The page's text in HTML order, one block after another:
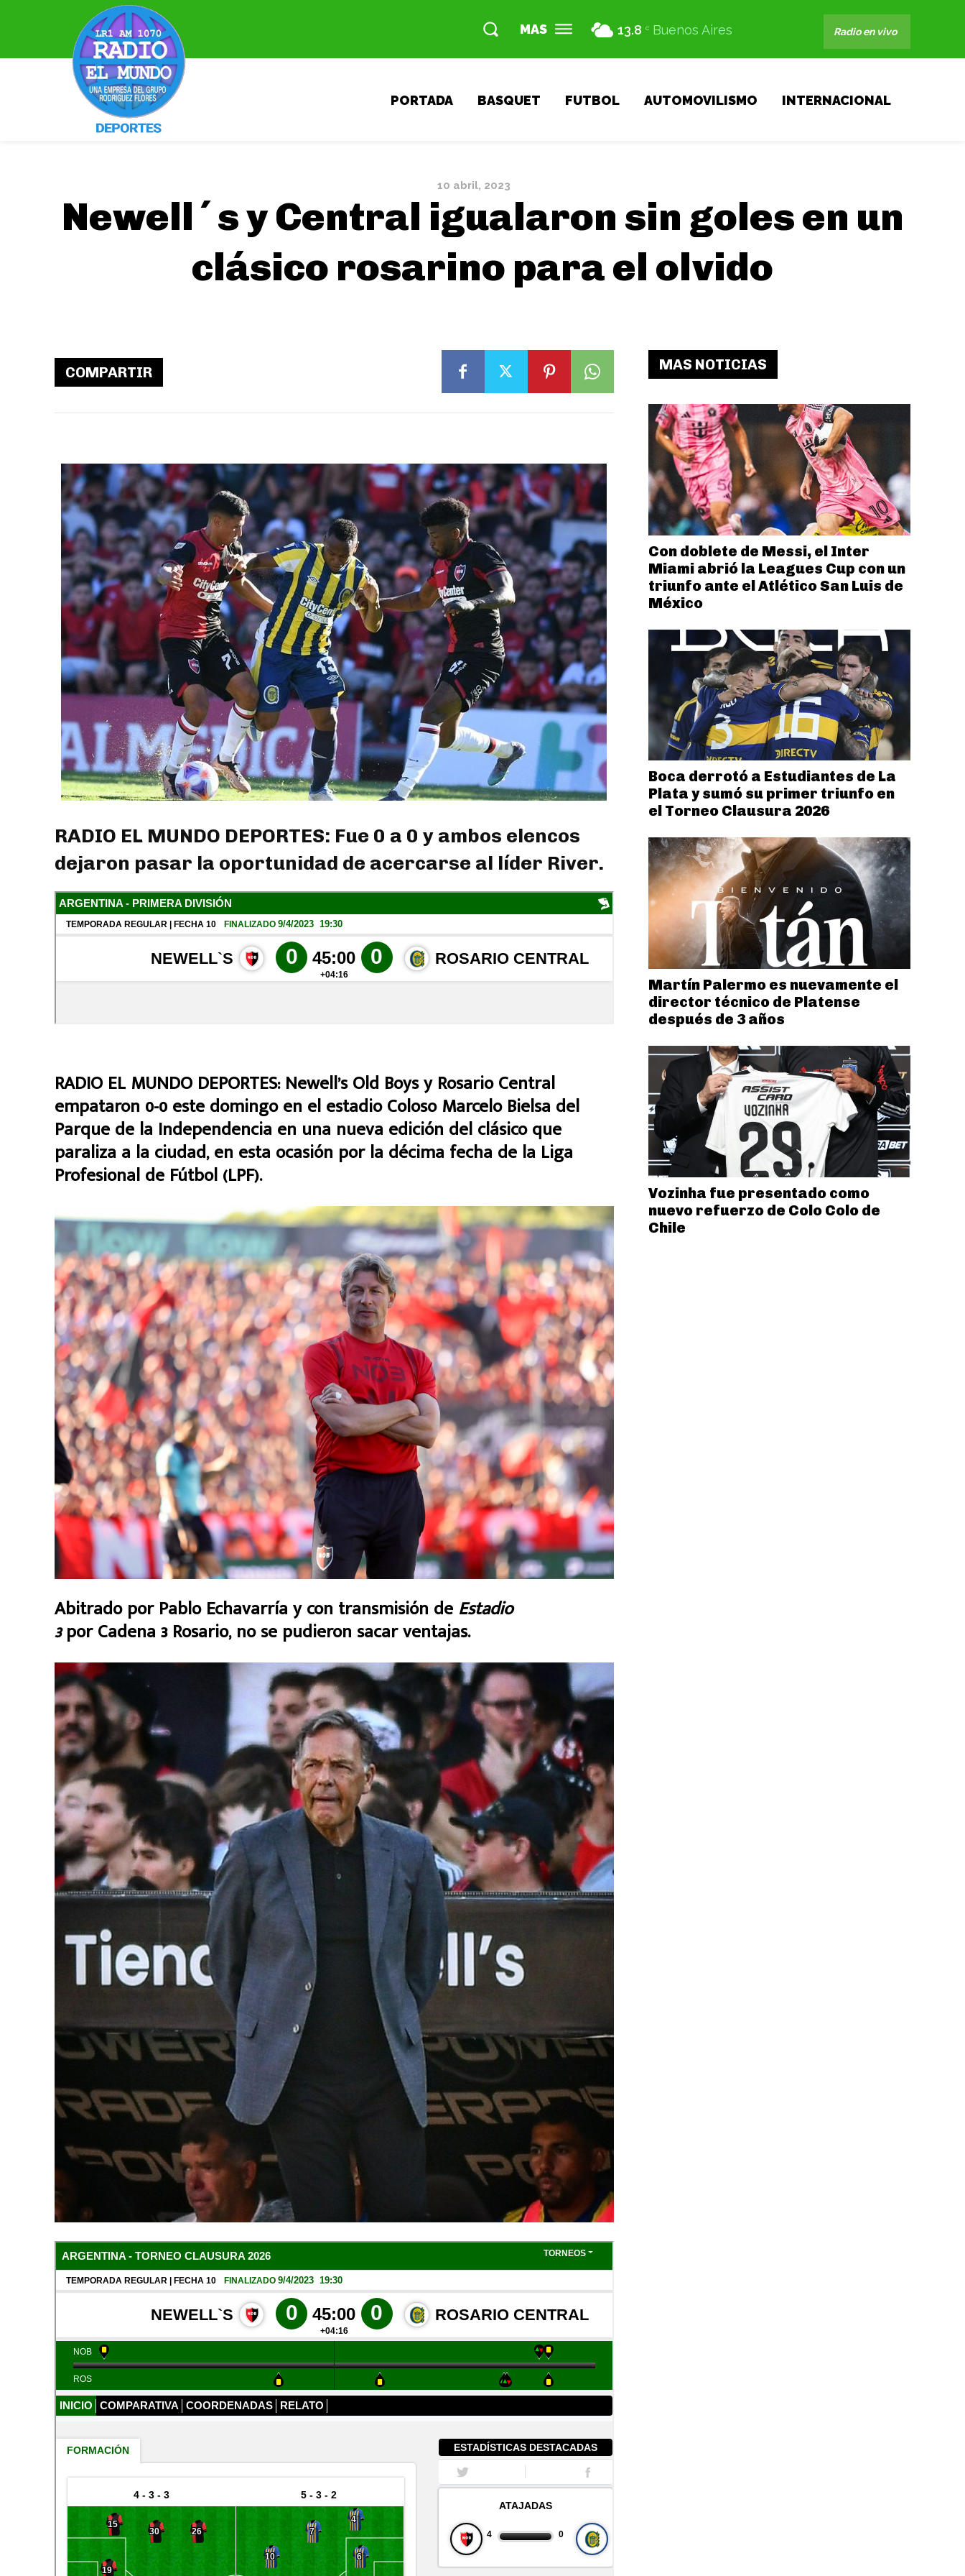
MAS 13.8 C Buenos Aires Radio en vivo
PORTADA BASQUET FUTBOL AUTOMOVILISMO INTERNACIONAL
10 abril, 2023
Newell´s y Central igualaron sin goles en un
clásico rosarino para el olvido
COMPARTIR
RADIO EL MUNDO DEPORTES: Fue 0 a 0 y ambos elencos
dejaron pasar la oportunidad de acercarse al líder River.
RADIO EL MUNDO DEPORTES: Newell’s Old Boys y Rosario Central
empataron 0-0 este domingo en el estadio Coloso Marcelo Bielsa del
Parque de la Independencia en una nueva edición del clásico que
paraliza a la ciudad, en esta ocasión por la décima fecha de la Liga
Profesional de Fútbol (LPF).
Abitrado por Pablo Echavarría y con transmisión de Estadio
3por Cadena 3 Rosario, no se pudieron sacar ventajas.
MAS NOTICIAS
Con doblete de Messi, el Inter
Miami abrió la Leagues Cup con un
triunfo ante el Atlético San Luis de
México
Boca derrotó a Estudiantes de La
Plata y sumó su primer triunfo en
el Torneo Clausura 2026
Martín Palermo es nuevamente el
director técnico de Platense
después de 3 años
Vozinha fue presentado como
nuevo refuerzo de Colo Colo de
Chile